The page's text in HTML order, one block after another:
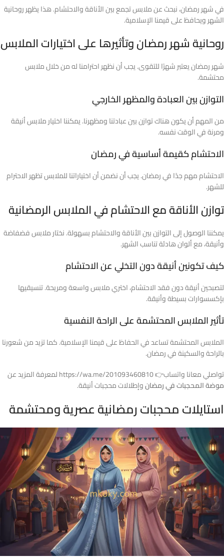
في شهر رمضان، نبحث عن ملابس تجمع بين الأناقة والاحتشام. هذا يظهر روحانية
الشهر ويحافظ على قيمنا الإسلامية.
روحانية شهر رمضان وتأثيرها على اختيارات الملابس
شهر رمضان يعتبر شهرًا للتقوى. يجب أن نظهر احترامنا له من خلال ملابس
محتشمة.
التوازن بين العبادة والمظهر الخارجي
من المهم أن يكون هناك توازن بين عبادتنا ومظهرنا. يمكننا اختيار ملابس أنيقة
ومرنة في الوقت نفسه.
الاحتشام كقيمة أساسية في رمضان
الاحتشام مهم جدًا في رمضان. يجب أن نضمن أن اختياراتنا للملابس تظهر الاحترام
للشهر.
توازن الأناقة مع الاحتشام في الملابس الرمضانية
يمكننا الوصول إلى التوازن بين الأناقة والاحتشام بسهولة. نختار ملابس فضفاضة
وأنيقة، مع ألوان هادئة تناسب الشهر.
كيف تكونين أنيقة دون التخلي عن الاحتشام
لتصبحين أنيقة دون فقد الاحتشام، اختري ملابس واسعة ومريحة. تنسيقيها
بإكسسوارات بسيطة وأنيقة.
تأثير الملابس المحتشمة على الراحة النفسية
الملابس المحتشمة تساعد في الحفاظ على قيمنا الإسلامية. كما تزيد من شعورنا
بالراحة والسكينة في رمضان.
تواصلي معانا واتساب👉 https://wa.me/201093460810 لمعرفة المزيد عن
موضة المحجبات في رمضانوإطلالات محجبات أنيقة.
استايلات محجبات رمضانية عصرية ومحتشمة